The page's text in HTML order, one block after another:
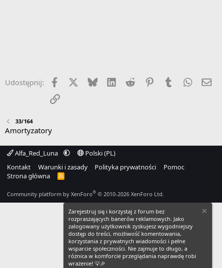
Udostępnij: Facebook Bluesky LinkedInReddit PinterestTumblr
Link
33/164
Amortyzatory
Alfa_Red_Luna
Polski (PL)
Kontakt
Warunki i zasady Polityka prywatności
Pomoc
Strona główna
R
S
Community platform by XenForo® © 2010-2026 XenForo Ltd.
Zarejestruj się i korzystaj z forum bez
rozpraszających banerów reklamowych. Jako
zalogowany użytkownik zyskujesz wygodniejszy
dostęp do treści, możliwość komentowania,
korzystania z prywatnych wiadomości i pełne
wsparcie społeczności. Nie zajmuje to długo, a
różnica w komforcie przeglądania naprawdę robi
wrażenie! 💡🎉